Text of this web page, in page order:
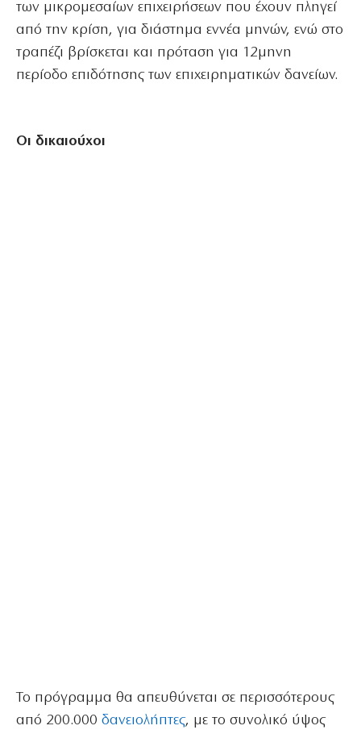
των μικρομεσαίων επιχειρήσεων που έχουν πληγεί
από την κρίση, για διάστημα εννέα μηνών, ενώ στο
τραπέζι βρίσκεται και πρόταση για 12μηνη
περίοδο επιδότησης των επιχειρηματικών δανείων.
Οι δικαιούχοι
Το πρόγραμμα θα απευθύνεται σε περισσότερους
από 200.000 δανειολήπτες, με το συνολικό ύψος